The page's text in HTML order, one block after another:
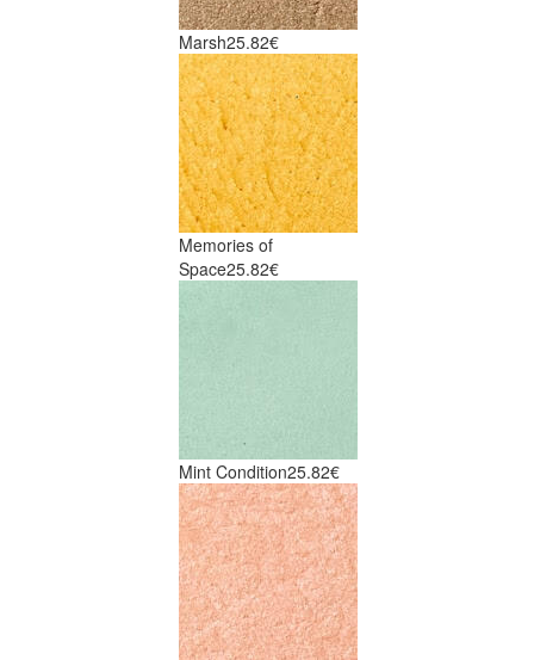
Marsh25.82€
Memories of
Space25.82€
Mint Condition25.82€